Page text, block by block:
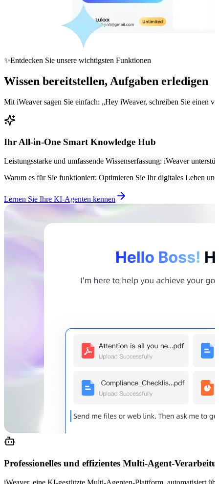
✨Entdecken Sie unsere wichtigsten Funktionen
Wissen bereitstellen, Aufgaben erledigen
Mit iWeaver sagen Sie einfach: „Hey iWeaver, schreiben Sie einen
Ihr All-in-One Smart Knowledge Hub
Leistungsstarke und umfassende Wissenserfassung: iWeaver
Warum es für Sie funktioniert: Optimieren Sie Ihr digitales Leben
Lernen Sie Ihre KI-Agenten kennen
Professionelles und effizientes Multi-Agent-
iWeaver, eine KI-gestützte Multi-Agenten-Plattform, automatisiert